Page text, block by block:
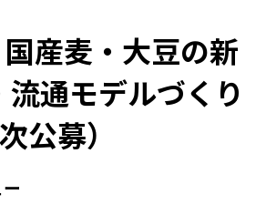
産麦・大豆の新
通モデルづくり
公募）